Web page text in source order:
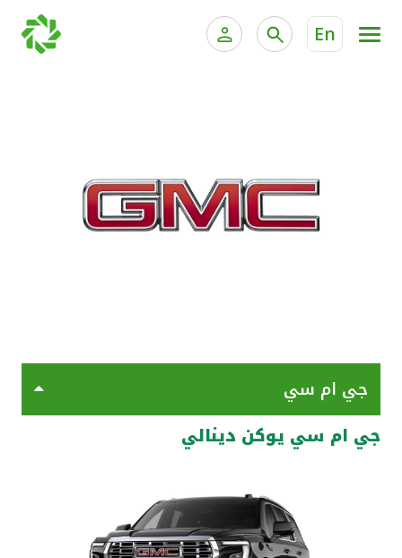
En
خدمة "بيتك" للتداول الإلكتروني
جميع السيارات
القوارب
اتصل بنا
مواقع الفروع وأجهزة الصرف الآلي
جي ام سي
جي ام سي يوكن دينالي